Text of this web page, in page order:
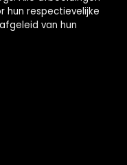
hun respectievelijke
van hun